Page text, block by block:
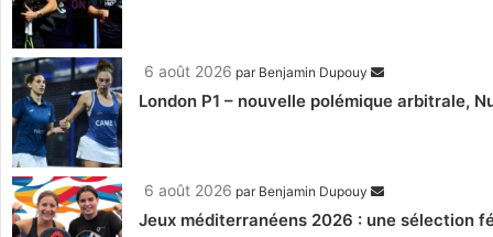
6 août 2026 par Benjamin Dupouy
London P1 – nouvelle polémique arbitrale,
6 août 2026 par Benjamin Dupouy
Jeux méditerranéens 2026 : une sélection